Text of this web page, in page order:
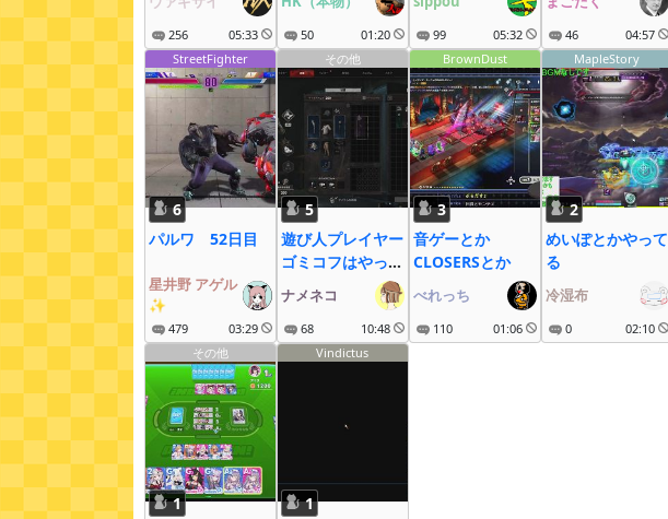
256 05:33 50 01:20 99 05:32 46 04:57
StreetFighter
6
パルワ 52日目
星井野 アゲル
✨
479 03:29
その他
5
遊び人プレイヤー
ゴミコフはやっぱ
ゴミゲー
ナメネコ
68 10:48
BrownDust
3
音ゲーとか
CLOSERSとか
べれっち
110 01:06
MapleStory
2
めいぽとかやって
る
冷湿布
0 02:10
その他
1
Vindictus
1